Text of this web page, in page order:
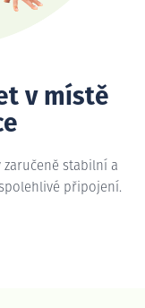
v místě
zaručeně stabilní a
připojení.